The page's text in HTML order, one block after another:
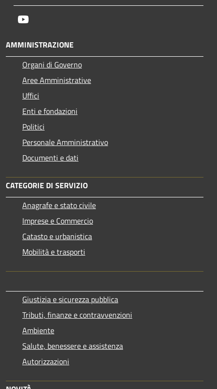
AMMINISTRAZIONE
Organi di Governo
Aree Amministrative
Uffici
Enti e fondazioni
Politici
Personale Amministrativo
Documenti e dati
CATEGORIE DI SERVIZIO
Anagrafe e stato civile
Imprese e Commercio
Catasto e urbanistica
Mobilità e trasporti
Giustizia e sicurezza pubblica
Tributi, finanze e contravvenzioni
Ambiente
Salute, benessere e assistenza
Autorizzazioni